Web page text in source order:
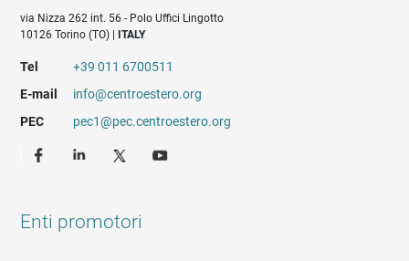
via Nizza 262 int. 56 - Polo Uffici Lingotto
10126 Torino (TO) |
ITALY
Tel
+39 011 6700511
E-mail
info@centroestero.org
PEC
pec1@pec.centroestero.org
Enti promotori